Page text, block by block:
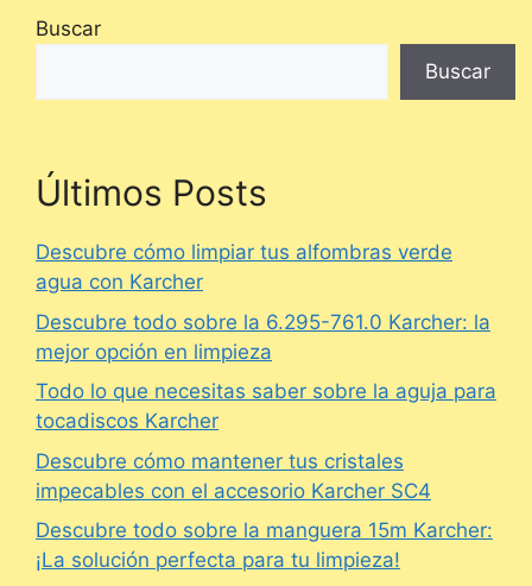
Buscar
Buscar
Últimos Posts
Descubre cómo limpiar tus alfombras verde
agua con Karcher
Descubre todo sobre la 6.295-761.0 Karcher: la
mejor opción en limpieza
Todo lo que necesitas saber sobre la aguja para
tocadiscos Karcher
Descubre cómo mantener tus cristales
impecables con el accesorio Karcher SC4
Descubre todo sobre la manguera 15m Karcher:
¡La solución perfecta para tu limpieza!